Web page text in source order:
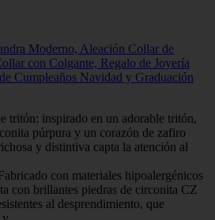
Moderno, Aleación Collar de
con Colgante, Regalo de Joyería
Cumpleaños Navidad y Graduación
tritón: inspirado en un adorable tritón,
púrpura y un corazón de zafiro
y distintiva capta la atención al
con materiales hipoalergénicos
con brillantes piedras de circonita CZ
al desprendimiento, que